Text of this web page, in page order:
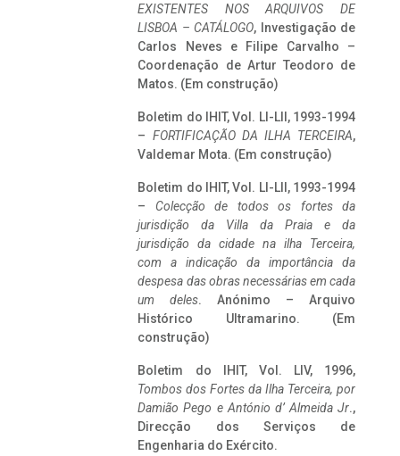
EXISTENTES NOS ARQUIVOS DE
LISBOA – CATÁLOGO, Investigação de
Carlos Neves e Filipe Carvalho –
Coordenação de Artur Teodoro de
Matos. (Em construção)
Boletim do IHIT, Vol. LI-LII, 1993-1994
– FORTIFICAÇÃO DA ILHA TERCEIRA,
Valdemar Mota. (Em construção)
Boletim do IHIT, Vol. LI-LII, 1993-1994
– Colecção de todos os fortes da
jurisdição da Villa da Praia e da
jurisdição da cidade na ilha Terceira,
com a indicação da importância da
despesa das obras necessárias em cada
um deles. Anónimo – Arquivo
Histórico Ultramarino. (Em
construção)
Boletim do IHIT, Vol. LIV, 1996,
Tombos dos Fortes da Ilha Terceira, por
Damião Pego e António d’ Almeida Jr.,
Direcção dos Serviços de
Engenharia do Exército.